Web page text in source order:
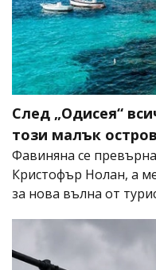
След „Одисея“
този малък
Фавиняна се
Кристофър Нолан, а
за нова вълна от